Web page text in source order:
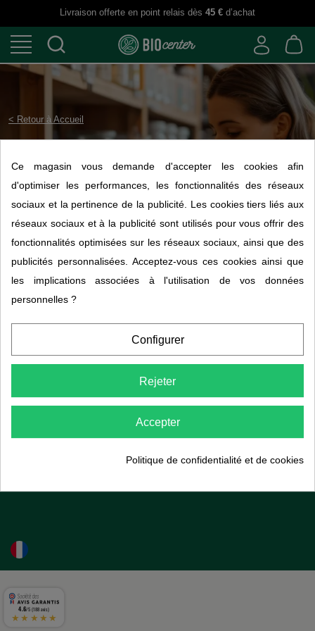
Livraison offerte en point relais dès 45 € d’achat
Epicerie
Aucun produit disponible pour le moment
A propos de Bio Center
Pour plus d’informations
Ce magasin vous demande d'accepter les cookies afin
d'optimiser les performances, les fonctionnalités des réseaux
sociaux et la pertinence de la publicité. Les cookies tiers liés aux
réseaux sociaux et à la publicité sont utilisés pour vous offrir des
fonctionnalités optimisées sur les réseaux sociaux, ainsi que des
publicités personnalisées. Acceptez-vous ces cookies ainsi que
les implications associées à l'utilisation de vos données
personnelles ?
Configurer
Rejeter
Accepter
Politique de confidentialité et de cookies
4.6/5 (188 avis)
★★★★★